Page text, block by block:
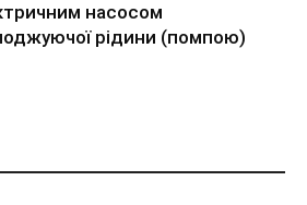
насосом
рідини (помпою)